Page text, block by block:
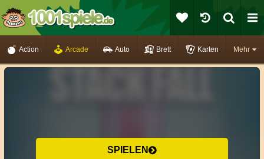
Mehr
Action Arcade Auto Brett Karten
SPIELEN